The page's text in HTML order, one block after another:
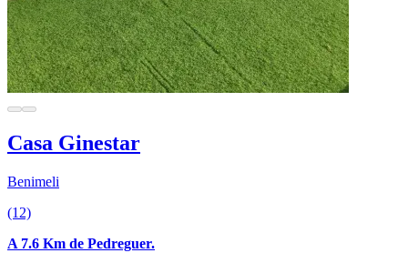
Casa Ginestar
Benimeli
(12)
A 7.6 Km de Pedreguer.